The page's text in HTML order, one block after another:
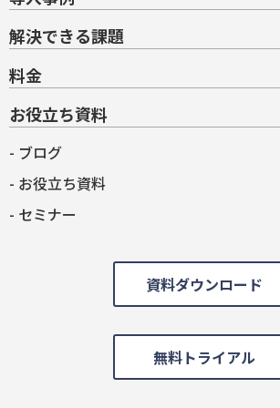
解決できる課題
料金
お役立ち資料
ブログ
お役立ち資料
セミナー
資料ダウンロード
無料トライアル